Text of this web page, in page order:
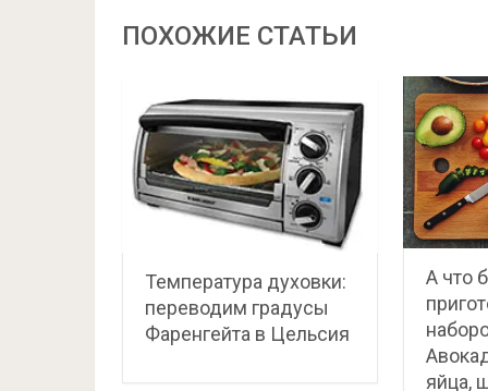
ПОХОЖИЕ СТАТЬИ
Температура духовки:
переводим градусы
Фаренгейта в Цельсия
А что
яйца,